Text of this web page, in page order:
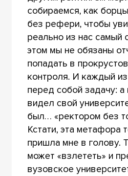
собираемся, как
без рефери, чтобы
реально из нас самый
этом мы не обязаны
попадать в
контроля. И каждый из
перед собой задачу: а
видел свой
был… «ректором без
Кстати, эта метафора
пришла мне в голову.
может «взлететь» и
вузовское